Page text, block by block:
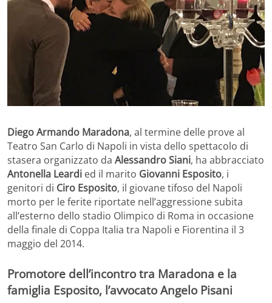
Diego Armando Maradona, al termine delle prove al
Teatro San Carlo di Napoli in vista dello spettacolo di
stasera organizzato da Alessandro Siani, ha abbracciato
Antonella Leardi ed il marito Giovanni Esposito, i
genitori di Ciro Esposito, il giovane tifoso del Napoli
morto per le ferite riportate nell’aggressione subita
all’esterno dello stadio Olimpico di Roma in occasione
della finale di Coppa Italia tra Napoli e Fiorentina il 3
maggio del 2014.
Promotore dell’incontro tra Maradona e la
famiglia Esposito, l’avvocato Angelo Pisani